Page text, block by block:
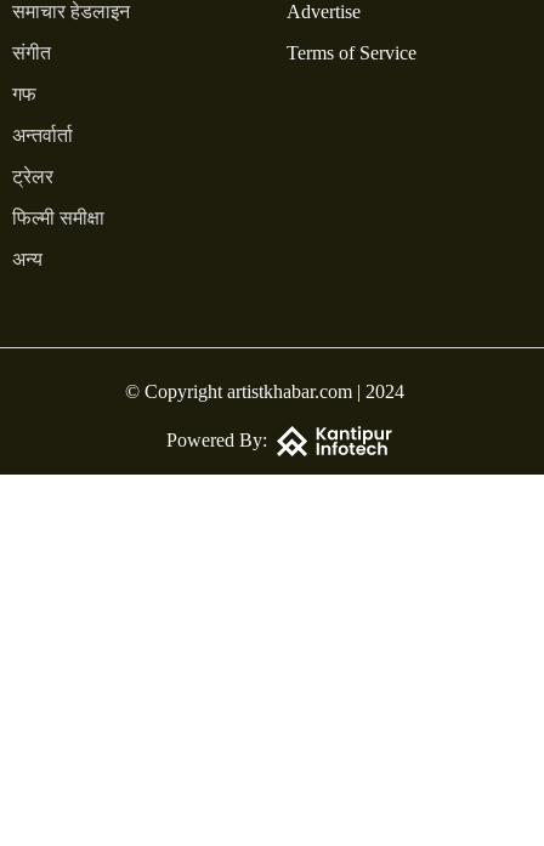
समाचार हेडलाइन
संगीत
गफ
अन्तर्वार्ता
ट्रेलर
फिल्मी समीक्षा
अन्य
Advertise
Terms of Service
© Copyright artistkhabar.com | 2024
Powered By: